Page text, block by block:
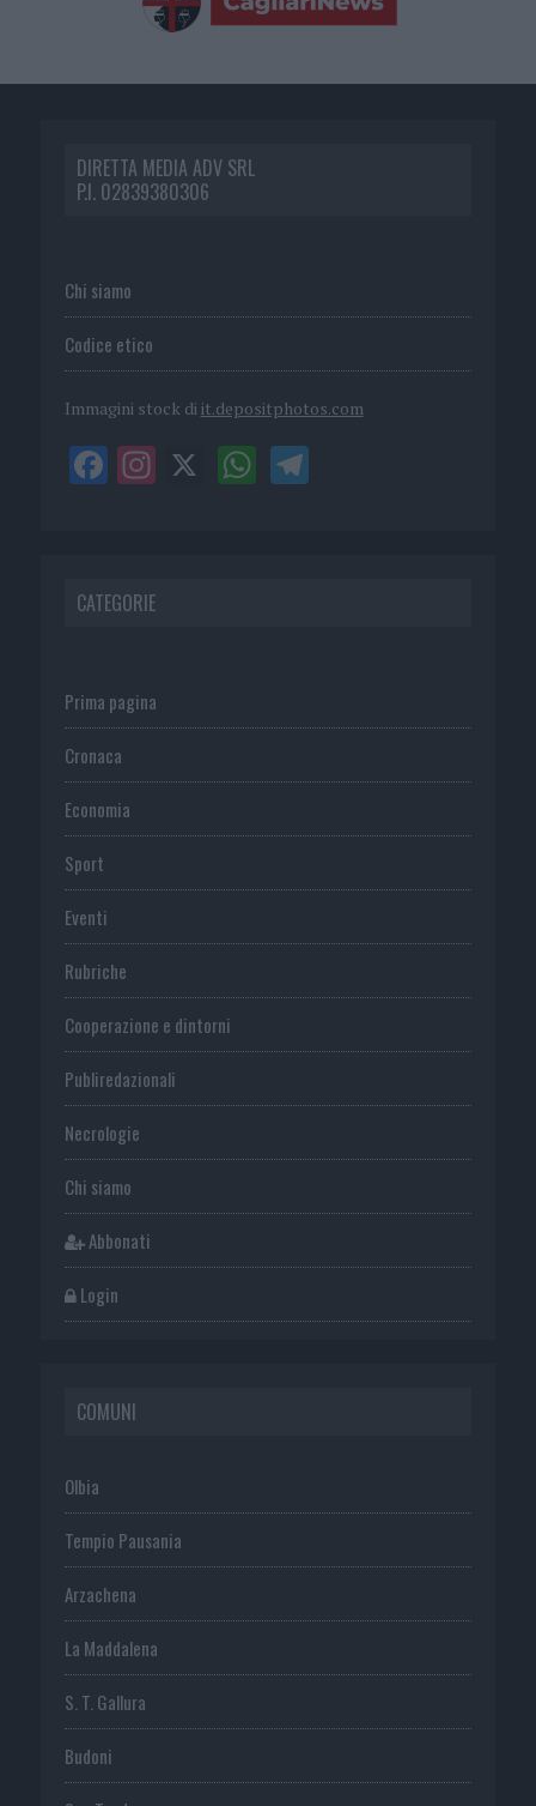
DIRETTA MEDIA ADV SRL
P.I. 02839380306
Chi siamo
Codice etico
Immagini stock di it.depositphotos.com
CATEGORIE
Prima pagina
Cronaca
Economia
Sport
Eventi
Rubriche
Cooperazione e dintorni
Publiredazionali
Necrologie
Chi siamo
Abbonati
Login
COMUNI
Olbia
Tempio Pausania
Arzachena
La Maddalena
S. T. Gallura
Budoni